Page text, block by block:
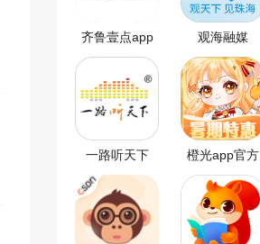
齐鲁壹点app 观海融媒
一路听天下
app
橙光app官方
版